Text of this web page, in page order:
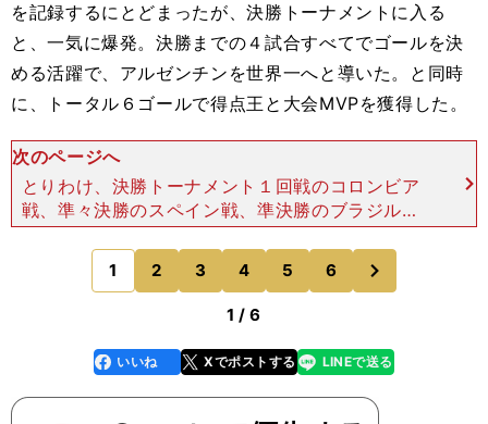
を記録するにとどまったが、決勝トーナメントに入る
と、一気に爆発。決勝までの４試合すべてでゴールを決
める活躍で、アルゼンチンを世界一へと導いた。と同時
に、トータル６ゴールで得点王と大会MVPを獲得した。
次のページへ
とりわけ、決勝トーナメント１回戦のコロンビア
戦、準々決勝のスペイン戦、準決勝のブラジル戦
（２位通過だったため、強豪との対戦続きだった）
と、それぞれで決めたゴールは、スピード、テクニ
ック、アイデアといっ
1 2 3 4 5 6
のページへ
1 / 6
faceboo
k
いいね Xでポストする
line LINEで送る